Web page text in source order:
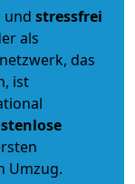
und stressfrei
als
das
ist
Umzug.